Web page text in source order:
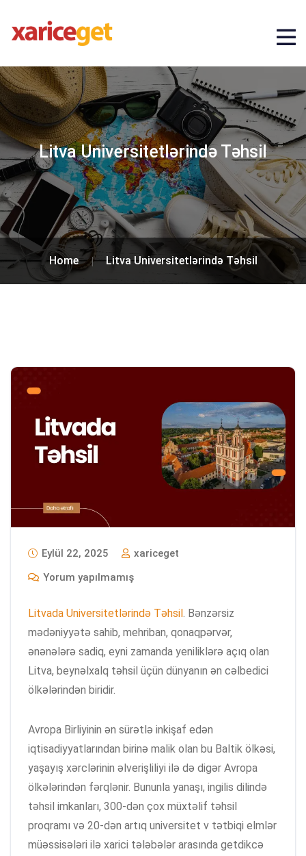
Litva Universitetlərində Təhsil
Home Litva Universitetlərində Təhsil
Eylül 22, 2025
xariceget
Yorum yapılmamış
Litvada Universitetlərində Təhsil . Bənzərsiz
mədəniyyətə sahib, mehriban, qonaqpərvər,
ənənələrə sadiq, eyni zamanda yeniliklərə açıq olan
Litva, beynəlxalq təhsil üçün dünyanın ən cəlbedici
ölkələrindən biridir.
Avropa Birliyinin ən sürətlə inkişaf edən
iqtisadiyyatlarından birinə malik olan bu Baltik ölkəsi,
yaşayış xərclərinin əlverişliliyi ilə də digər Avropa
ölkələrindən fərqlənir. Bununla yanaşı, ingilis dilində
təhsil imkanları, 300-dən çox müxtəlif təhsil
proqramı və 20-dən artıq universitet v tətbiqi elmlər
müəssisələri ilə xarici tələbələr arasında getdikcə